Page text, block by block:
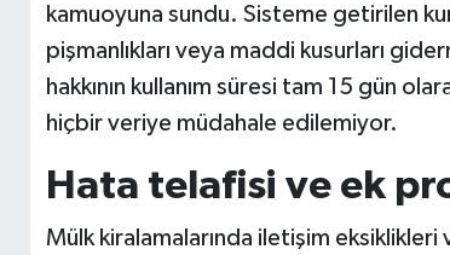
kamuoyuna sundu. Sisteme getirilen
pişmanlıkları veya maddi kusurları
hakkının kullanım süresi tam 15 gün
hiçbir veriye müdahale edilemiyor.
Hata telafisi ve ek
Mülk kiralamalarında iletişim eksiklikleri